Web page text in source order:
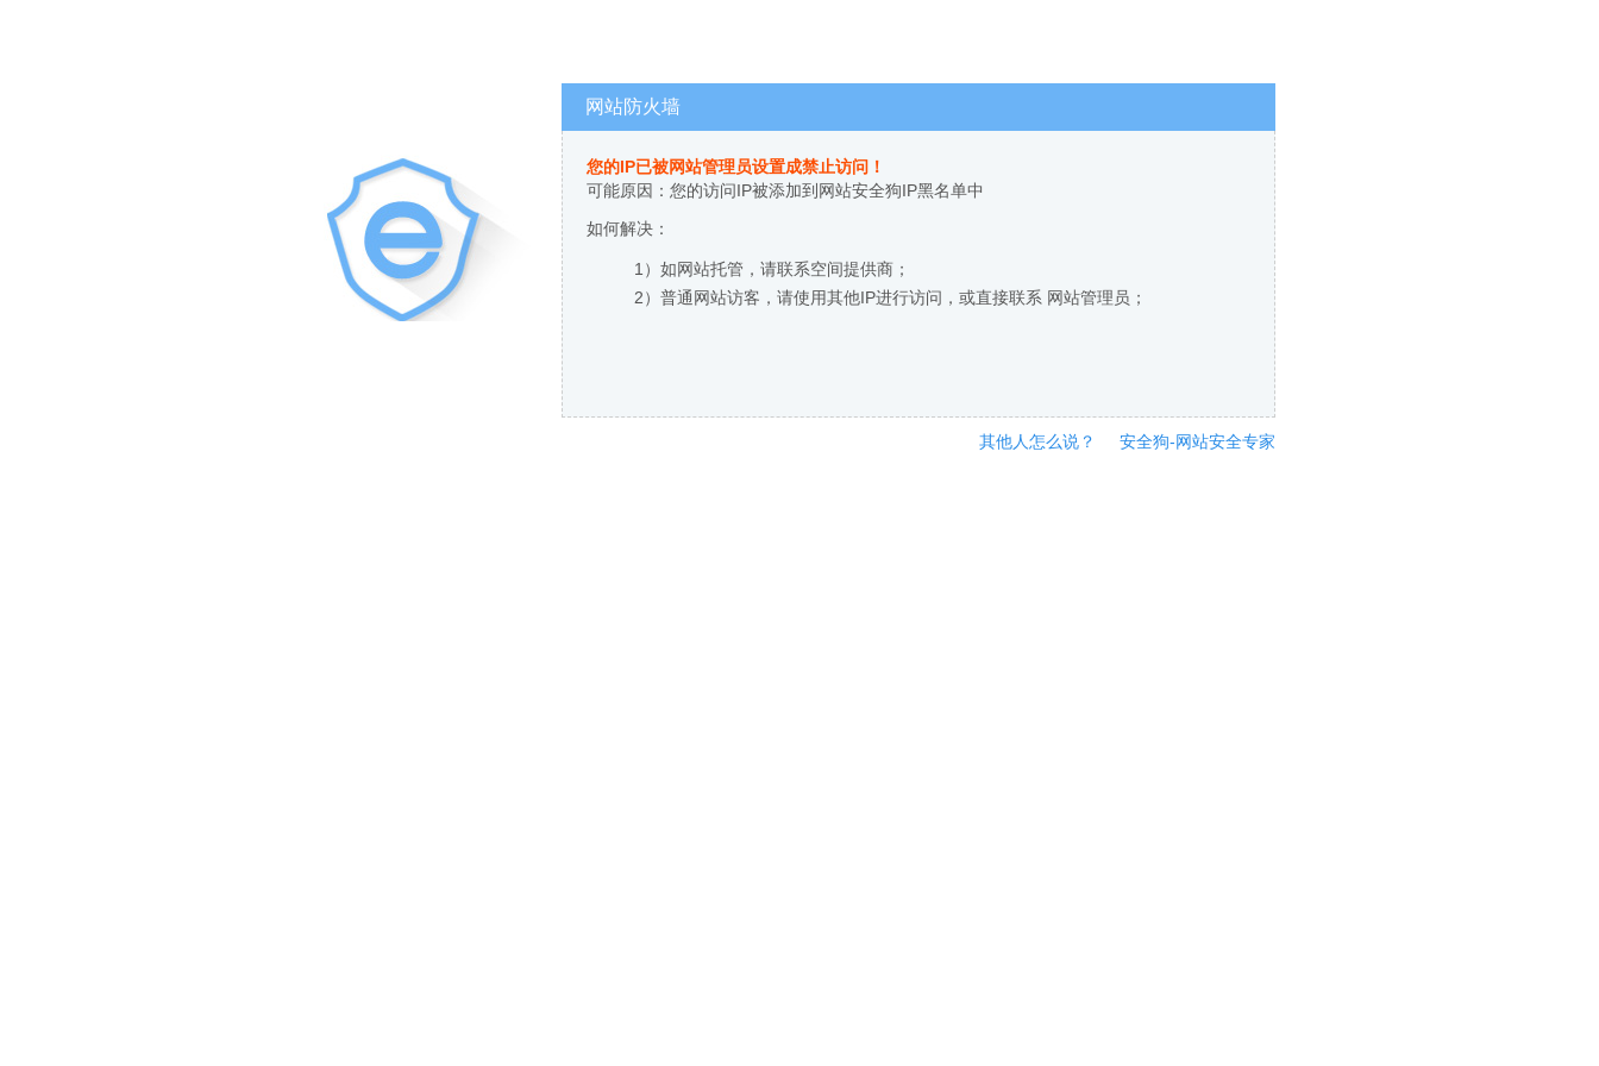
网站防火墙
您的IP已被网站管理员设置成禁止访问！
可能原因：您的访问IP被添加到网站安全狗IP黑名单中
如何解决：
1）如网站托管，请联系空间提供商；
2）普通网站访客，请使用其他IP进行访问，或直接联系 网站管理员；
其他人怎么说？ 安全狗-网站安全专家